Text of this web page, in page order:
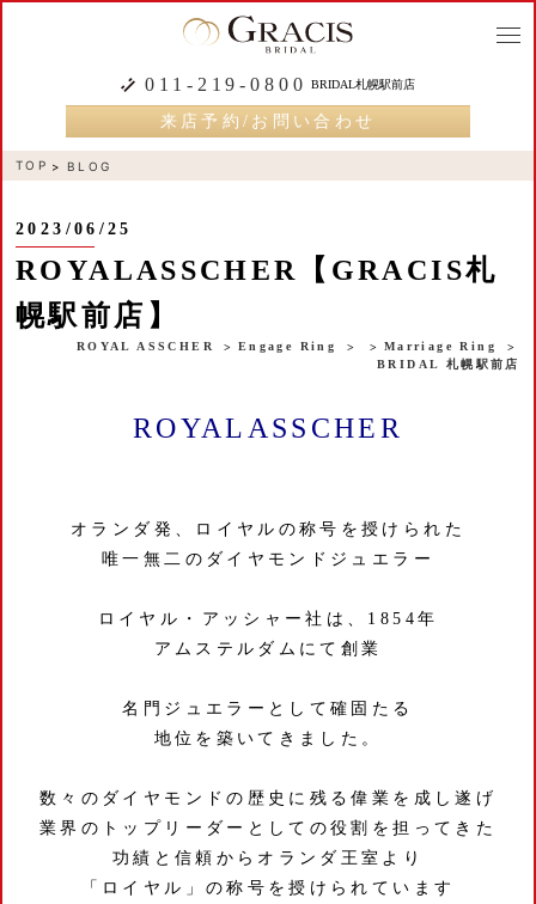
011-219-0800 BRIDAL札幌駅前店
来店予約/お問い合わせ
TOP BLOG
2023/06/25
ROYALASSCHER【GRACIS札
幌駅前店】
ROYAL ASSCHER Engage Ring
Marriage Ring
BRIDAL 札幌駅前店
ROYALASSCHER
オランダ発、ロイヤルの称号を授けられた
唯一無二のダイヤモンドジュエラー
ロイヤル・アッシャー社は、1854年
アムステルダムにて創業
名門ジュエラーとして確固たる
地位を築いてきました。
数々のダイヤモンドの歴史に残る偉業を成し遂げ
業界のトップリーダーとしての役割を担ってきた
功績と信頼からオランダ王室より
「ロイヤル」の称号を授けられています